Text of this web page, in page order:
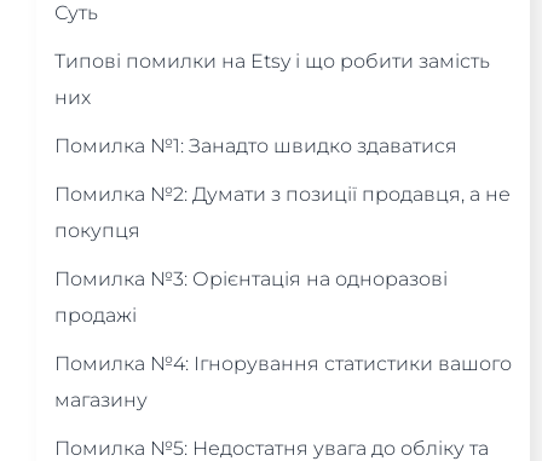
Суть
Типові помилки на Etsy і що робити замість
них
Помилка №1: Занадто швидко здаватися
Помилка №2: Думати з позиції продавця, а не
покупця
Помилка №3: Орієнтація на одноразові
продажі
Помилка №4: Ігнорування статистики вашого
магазину
Помилка №5: Недостатня увага до обліку та